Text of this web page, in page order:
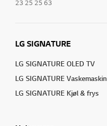
23 25 25 63
LG SIGNATURE
LG SIGNATURE OLED TV
LG SIGNATURE Vaskemaskin
LG SIGNATURE Kjøl & frys